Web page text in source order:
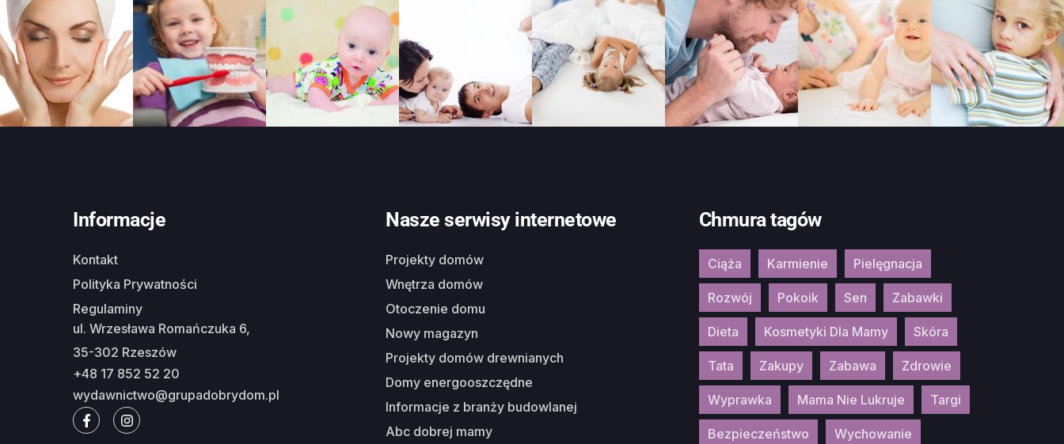
Informacje
Kontakt
Polityka Prywatności
Regulaminy
ul. Wrzesława Romańczuka 6,
35-302 Rzeszów
+48 17 852 52 20
wydawnictwo@grupadobrydom.pl
Nasze serwisy internetowe
Projekty domów
Wnętrza domów
Otoczenie domu
Nowy magazyn
Projekty domów drewnianych
Domy energooszczędne
Informacje z branży budowlanej
Abc dobrej mamy
Chmura tagów
Ciąża Karmienie Pielęgnacja
Rozwój Pokoik Sen Zabawki
Dieta Kosmetyki Dla Mamy Skóra
Tata Zakupy Zabawa Zdrowie
Wyprawka Mama Nie Lukruje Targi
Bezpieczeństwo Wychowanie